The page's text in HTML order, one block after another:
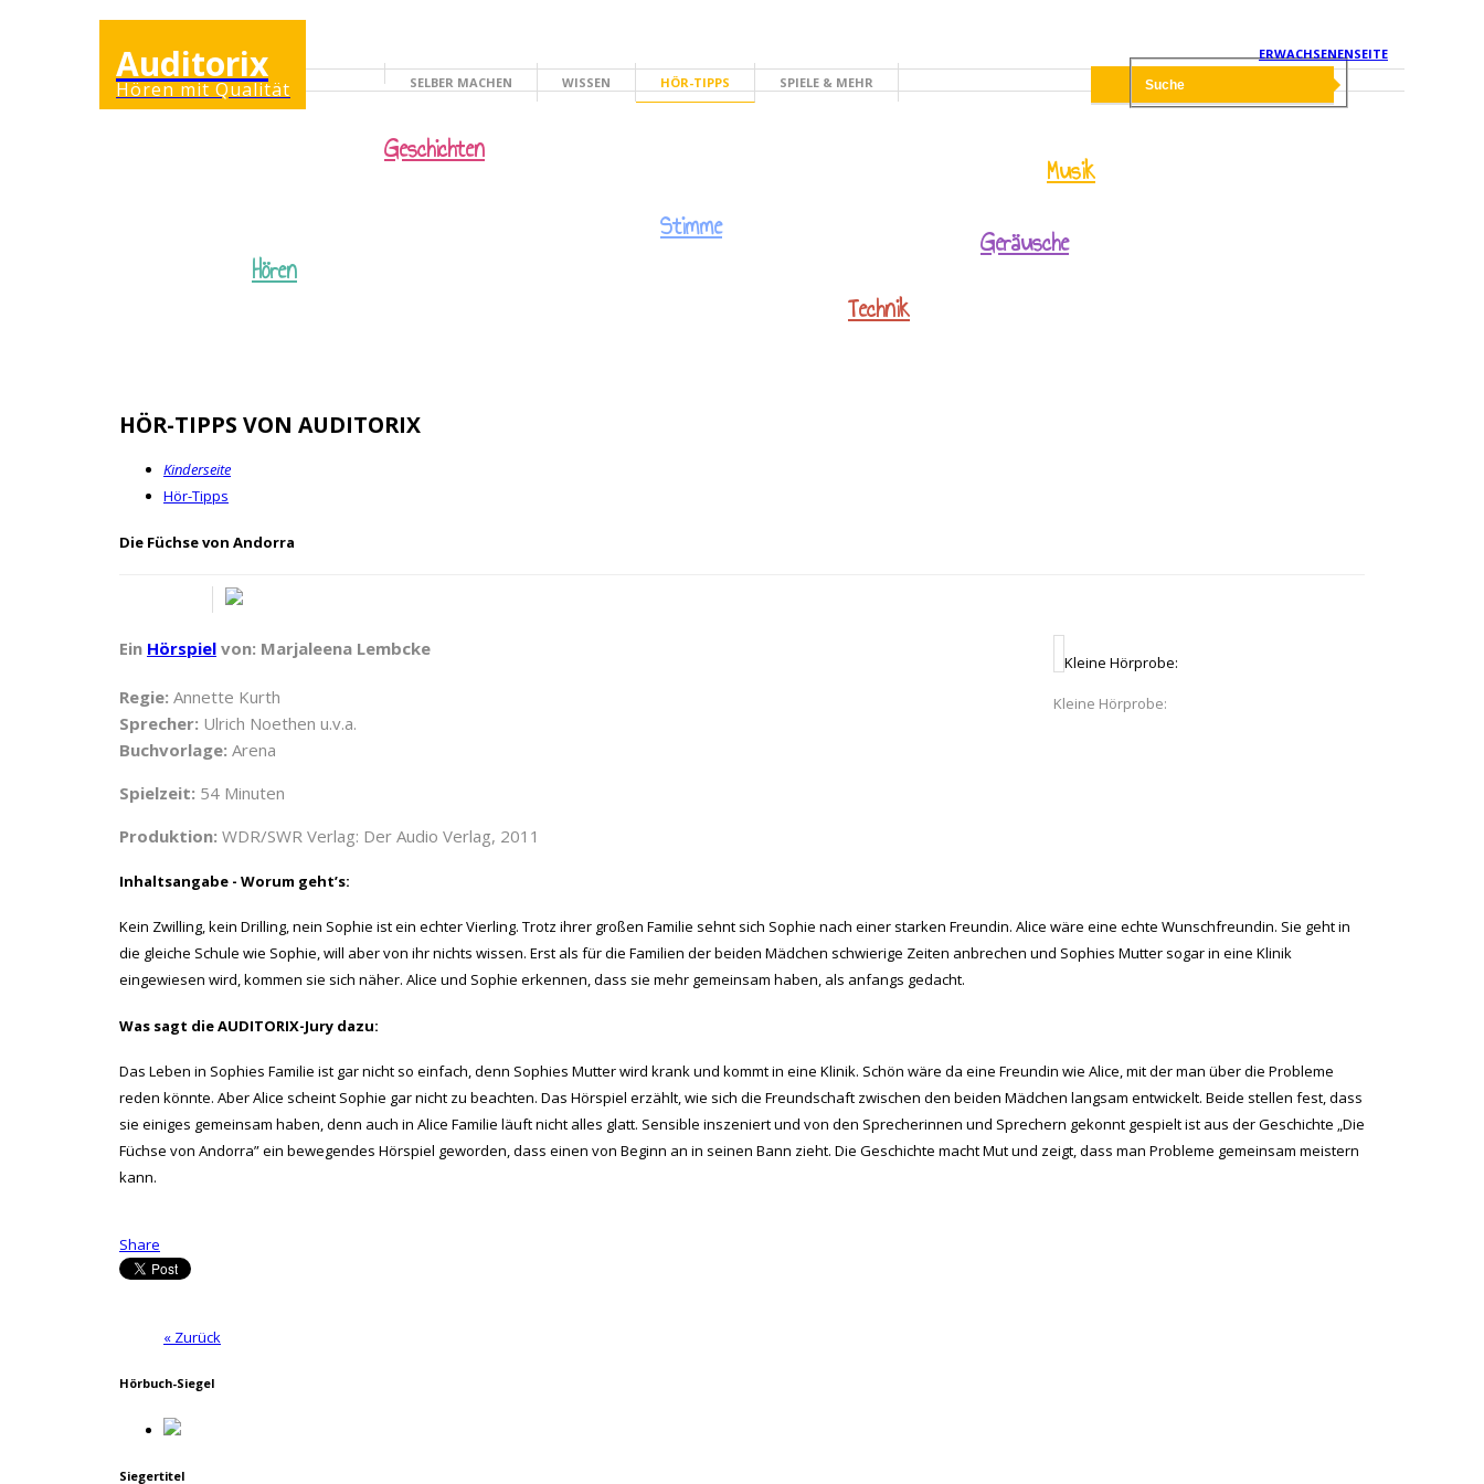
ERWACHSENENSEITE
Auditorix
Hören mit Qualität KINDERSEITE
SELBER MACHEN WISSEN HÖR-TIPPS SPIELE & MEHR
Hören
Geschichten
Stimme
Technik
Musik
Geräusche
HÖR-TIPPS VON AUDITORIX
Kinderseite
Hör-Tipps
Die Füchse von Andorra
Kleine Hörprobe:
Kleine Hörprobe:
Ein Hörspiel von: Marjaleena Lembcke
Regie: Annette Kurth
Sprecher: Ulrich Noethen u.v.a.
Buchvorlage: Arena
Spielzeit: 54 Minuten
Produktion: WDR/SWR Verlag: Der Audio Verlag, 2011
Inhaltsangabe - Worum geht’s:
Kein Zwilling, kein Drilling, nein Sophie ist ein echter Vierling. Trotz ihrer großen Familie sehnt sich Sophie nach einer starken Freundin. Alice wäre eine echte Wunschfreundin. Sie geht in
die gleiche Schule wie Sophie, will aber von ihr nichts wissen. Erst als für die Familien der beiden Mädchen schwierige Zeiten anbrechen und Sophies Mutter sogar in eine Klinik
eingewiesen wird, kommen sie sich näher. Alice und Sophie erkennen, dass sie mehr gemeinsam haben, als anfangs gedacht.
Was sagt die AUDITORIX-Jury dazu:
Das Leben in Sophies Familie ist gar nicht so einfach, denn Sophies Mutter wird krank und kommt in eine Klinik. Schön wäre da eine Freundin wie Alice, mit der man über die Probleme
reden könnte. Aber Alice scheint Sophie gar nicht zu beachten. Das Hörspiel erzählt, wie sich die Freundschaft zwischen den beiden Mädchen langsam entwickelt. Beide stellen fest, dass
sie einiges gemeinsam haben, denn auch in Alice Familie läuft nicht alles glatt. Sensible inszeniert und von den Spre­cherinnen und Sprechern gekonnt gespielt ist aus der Geschichte „Die
Füchse von Andorra” ein bewegendes Hörspiel geworden, dass einen von Beginn an in seinen Bann zieht. Die Geschichte macht Mut und zeigt, dass man Probleme gemeinsam meistern
kann.
Share
« Zurück
Hörbuch-Siegel
Siegertitel